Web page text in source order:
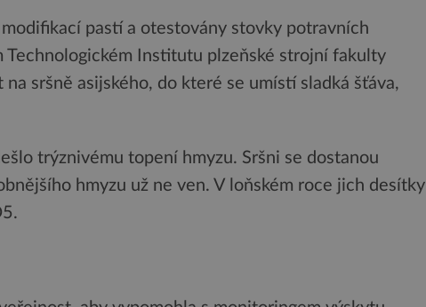
pastí a otestovány stovky potravních
Technologickém Institutu plzeňské strojní fakulty
sršně asijského, do které se umístí sladká šťáva,
trýznivému topení hmyzu. Sršni se dostanou
hmyzu už ne ven. V loňském roce jich desítky